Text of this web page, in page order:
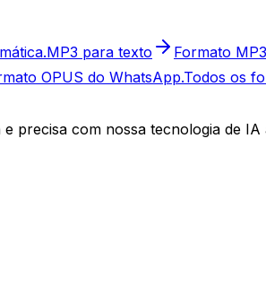
MP3 para texto Formato
OPUS do WhatsApp.Todos os
precisa com nossa tecnologia de IA